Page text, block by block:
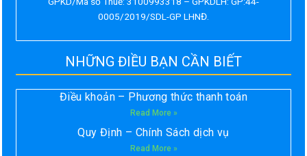
0005/2019/SDL-GP LHNĐ.
NHỮNG ĐIỀU BẠN CẦN BIẾT
Điều khoản – Phương thức thanh toán
Read More »
Quy Định – Chính Sách dịch vụ
Read More »